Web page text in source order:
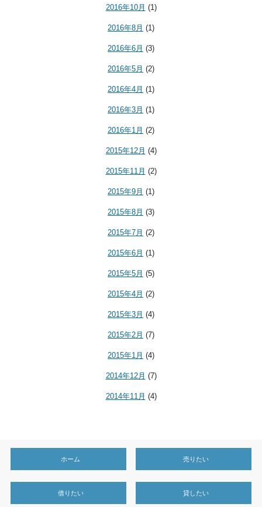
2016年10月 (1)
2016年8月 (1)
2016年6月 (3)
2016年5月 (2)
2016年4月 (1)
2016年3月 (1)
2016年1月 (2)
2015年12月 (4)
2015年11月 (2)
2015年9月 (1)
2015年8月 (3)
2015年7月 (2)
2015年6月 (1)
2015年5月 (5)
2015年4月 (2)
2015年3月 (4)
2015年2月 (7)
2015年1月 (4)
2014年12月 (7)
2014年11月 (4)
ホーム 売りたい
借りたい 貸したい